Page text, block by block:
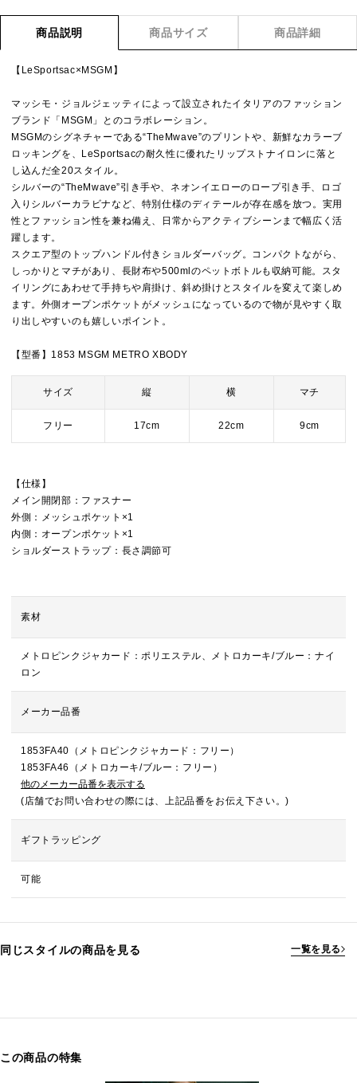
商品説明 商品サイズ 商品詳細
【LeSportsac×MSGM】
マッシモ・ジョルジェッティによって設立されたイタリアのファッション
ブランド「MSGM」とのコラボレーション。
MSGMのシグネチャーである“TheMwave”のプリントや、新鮮なカラーブ
ロッキングを、LeSportsacの耐久性に優れたリップストナイロンに落と
し込んだ全20スタイル。
シルバーの“TheMwave”引き手や、ネオンイエローのロープ引き手、ロゴ
入りシルバーカラビナなど、特別仕様のディテールが存在感を放つ。実用
性とファッション性を兼ね備え、日常からアクティブシーンまで幅広く活
躍します。
スクエア型のトップハンドル付きショルダーバッグ。コンパクトながら、
しっかりとマチがあり、長財布や500mlのペットボトルも収納可能。スタ
イリングにあわせて手持ちや肩掛け、斜め掛けとスタイルを変えて楽しめ
ます。外側オープンポケットがメッシュになっているので物が見やすく取
り出しやすいのも嬉しいポイント。
【型番】1853 MSGM METRO XBODY
サイズ 縦 横 マチ
フリー 17cm 22cm 9cm
【仕様】
メイン開閉部：ファスナー
外側：メッシュポケット×1
内側：オープンポケット×1
ショルダーストラップ：長さ調節可
素材
メトロピンクジャカード：ポリエステル、メトロカーキ/ブルー：ナイ
ロン
メーカー品番
1853FA40（メトロピンクジャカード：フリー）
1853FA46（メトロカーキ/ブルー：フリー）
他のメーカー品番を表示する
(店舗でお問い合わせの際には、上記品番をお伝え下さい。)
ギフトラッピング
可能
同じスタイルの商品を見る 一覧を見る
この商品の特集